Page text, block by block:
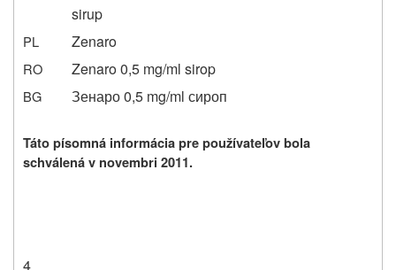
sirup
PL Zenaro
RO Zenaro 0,5 mg/ml sirop
BG Зенаро 0,5 mg/ml сироп
Táto písomná informácia pre používateľov bola
schválená v novembri 2011.
4